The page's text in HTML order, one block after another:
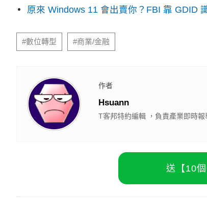
原來 Windows 11 會出賣你？FBI 靠 GDID
#數位轉型 #商業/金融
作者
Hsuann
T客邦特約編輯 ，負責產業即時報
送【10